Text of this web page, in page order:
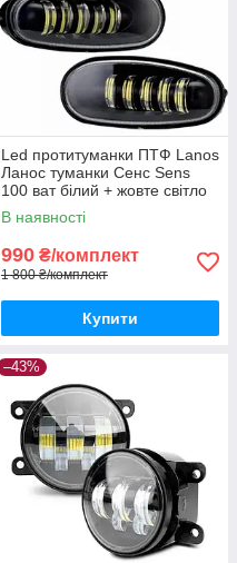
Led протитуманки ПТФ Lanos
Ланос туманки Сенс Sens
100 ват білий + жовте світло
В наявності
990 ₴/комплект
1 800 ₴/комплект
Купити
–43%